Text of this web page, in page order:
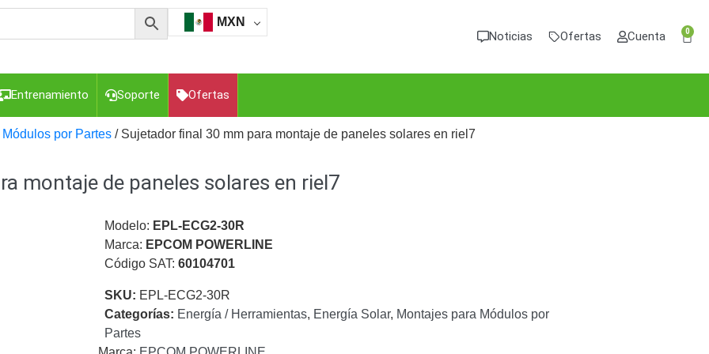
MXN
Noticias Ofertas Cuenta 0
Entrenamiento Soporte Ofertas
para Computadora y SmartphonesCajas de
Gabinetes de Acero para DVR y NVR
y Brackets para CámarasPartes o
Transceptores de Video
Cable Coaxial y Conectores Cables Armados -
Para Alimentación y Electricidad
RG59 Tipo
por Partes / Sujetador final 30 mm para montaje de paneles solares en riel7
montaje de paneles solares en riel7
Modelo: EPL-ECG2-30R
Marca: EPCOM POWERLINE
Código SAT: 60104701
SKU: EPL-ECG2-30R
Categorías: Energía / Herramientas, Energía Solar, Montajes para Módulos por
Partes